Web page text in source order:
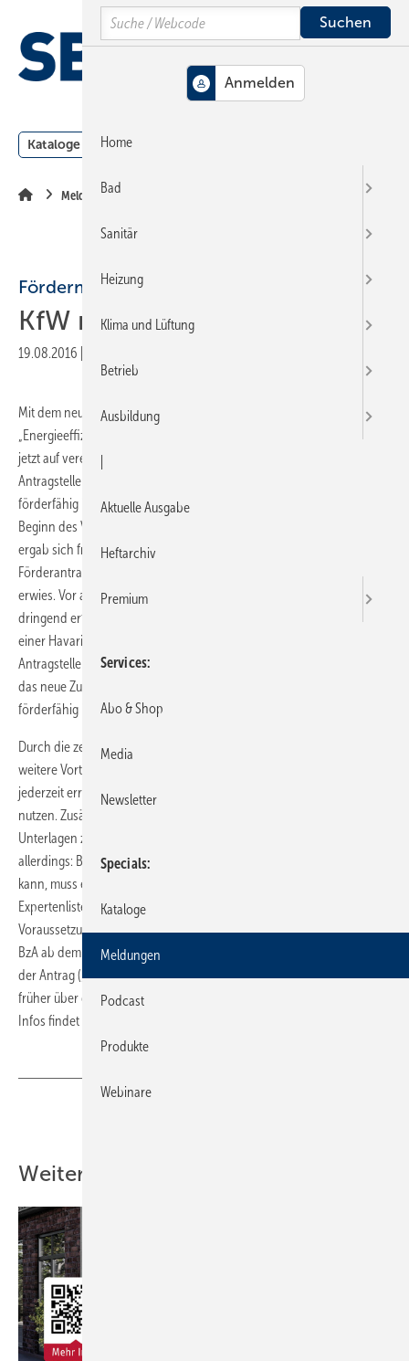
Hauptinhalt
Hauptmenü
SiteSearch
Kataloge Meldungen
Meldungen
Fördermöglichkeiten
KfW mit Onlineportal
19.08.2016
Mit dem neuen KfW-Zuschussportal können Anträge für das Produkt
„Energieeffizient Sanieren – Investitionszuschuss“ (Programm 430) ab
jetzt auf vereinfachte Weise online gestellt werden. Der Vorteil: Der
Antragsteller erhält sofort eine Rückmeldung dazu, ob das Vorhaben
förderfähig ist. Entscheidend ist nämlich, dass ein Förderantrag vor
Beginn des Vorhabens bei der KfW gestellt werden muss. Daraus
ergab sich früher, dass sich der Postweg bis zum Eingang des
Förderantrags bei der KfW als Hemmnis für die schnelle Umsetzung
erwies. Vor allem kamen Fachbetriebe dann nicht weiter, wenn es um
dringend erforderliche energetische Maßnahmen ging – z. B. bei
einer Havarie der Heizungsanlage im Winter. Dagegen erhält der
Antragsteller jetzt unmittelbar nach der Online-Antragstellung über
das neue Zuschussportal eine Rückmeldung dazu, ob das Vorhaben
förderfähig ist.
Durch die zeitgemäße Antragsabwicklung der KfW ergeben sich noch
weitere Vorteile: Der Fachbetrieb kann das Onlineportal übers Web
jederzeit erreichen und damit auch während seiner Kundenberatung
nutzen. Zusätzlich ergibt sich eine übersichtliche Archivierung aller
Unterlagen zum Zuschussantrag. Eine wichtige Bedingung ist
allerdings: Bevor der Zuschuss im Programm 430 beantragt werden
kann, muss ein Sachverständiger aus der Energieeffizienz-
Expertenliste eine „Bestätigung zum Antrag“ (BzA) erstellen.
Voraussetzung für die Nutzung des KfW-Zuschussportals ist, dass die
BzA ab dem 22. Juli 2016 erstellt wurde. Ist die Datierung älter, sind
der Antrag („Online-Antrag“) und der Verwendungsnachweis wie
früher über den Postweg bei der KfW einzureichen. Weiterführende
Infos findet der Nutzer im KfW-Zuschussportal.
Weitere Inhalte
Search
Home
Bad
Sanitär
Heizung
Klima und Lüftung
Betrieb
Ausbildung
Aktuelle Ausgabe
Heftarchiv
Premium
Services
Abo & Shop
Media
Newsletter
Specials
Kataloge
Meldungen
Podcast
Produkte
Webinare